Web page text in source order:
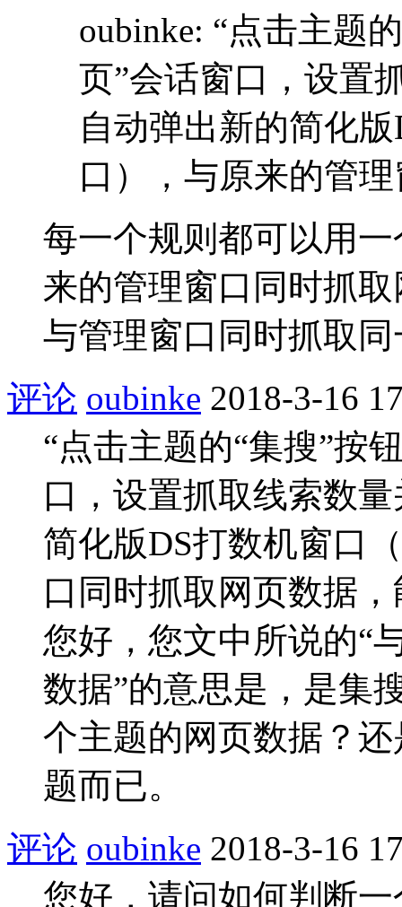
oubinke: “点击主题
页”会话窗口，设置
自动弹出新的简化
口），与原来的管
每一个规则都可以用
来的管理窗口同时抓
与管理窗口同时抓取
评论 oubinke 2018-3-16
“点击主题的“集搜”按
口，设置抓取线索数
简化版DS打数机窗口
口同时抓取网页数据
您好，您文中所说的“
数据”的意思是，是集
个主题的网页数据？
题而已。
评论 oubinke 2018-3-16
您好，请问如何判断